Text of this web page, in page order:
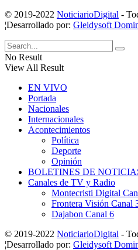
© 2019-2022 NoticiarioDigital -
¦Desarrollado por: Gleidysoft
No Result
View All Result
EN VIVO
Portada
Nacionales
Internacionales
Acontecimientos
Política
Deporte
Opinión
BOLETINES DE
Canales de TV y Radio
Montecristi Digital
Frontera Visión Canal
Dajabon Canal 6
© 2019-2022 NoticiarioDigital -
¦Desarrollado por: Gleidysoft